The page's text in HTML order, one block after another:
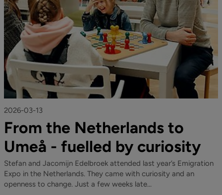
2026-03-13
From the Netherlands to
Umeå - fuelled by curiosity
Stefan and Jacomijn Edelbroek attended last year’s Emigration
Expo in the Netherlands. They came with curiosity and an
openness to change. Just a few weeks late...